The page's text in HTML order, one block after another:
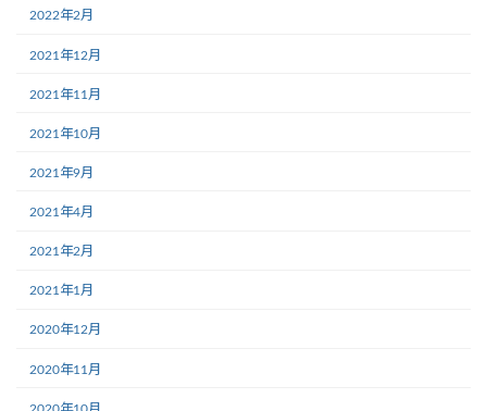
2022年2月
2021年12月
2021年11月
2021年10月
2021年9月
2021年4月
2021年2月
2021年1月
2020年12月
2020年11月